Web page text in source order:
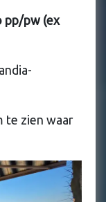
pp/pw (ex
te zien waar